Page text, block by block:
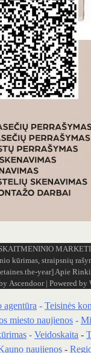
kūrimas, straipsnių
year]Apie
Ascendoor| Powered by
agentūra - Teisinės
miesto naujienos -
- Veidoskaita -
naujienos -